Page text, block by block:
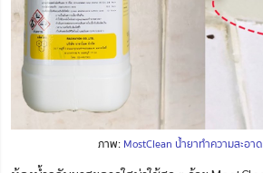
ภาพ: MostClean น้ำยาทำความสะอ